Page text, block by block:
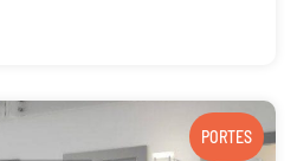
PORTES